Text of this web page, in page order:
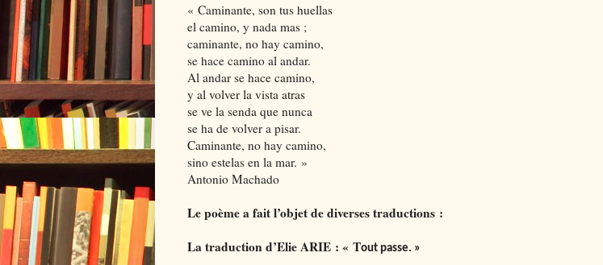
« Caminante, son tus huellas
el camino, y nada mas ;
caminante, no hay camino,
se hace camino al andar.
Al andar se hace camino,
y al volver la vista atras
se ve la senda que nunca
se ha de volver a pisar.
Caminante, no hay camino,
sino estelas en la mar. »
Antonio Machado
Le poème a fait l’objet de diverses traductions :
La traduction d’Elie ARIE : « Tout passe. »